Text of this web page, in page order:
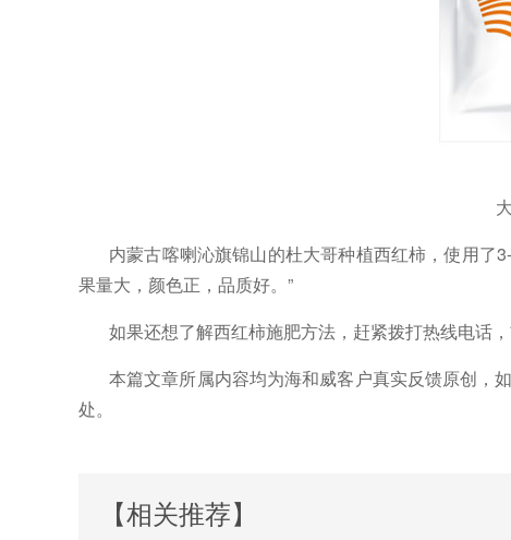
内蒙古喀喇沁旗锦山的杜大哥种植西红柿，使用了
果量大，颜色正，品质好。 ”
如果还想了解西红柿施肥方法，赶紧拨打热线电话
本篇文章所属内容均为海和威客户真实反馈原创，
处。
【相关推荐】